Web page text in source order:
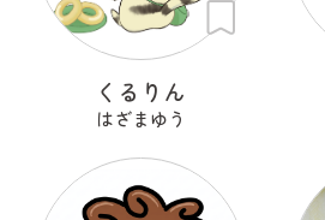
くるりん
はざまゆう